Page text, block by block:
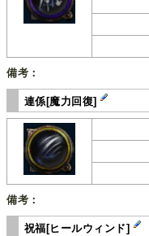
備考：
連係[魔力回復]
備考：
祝福[ヒールウィンド]